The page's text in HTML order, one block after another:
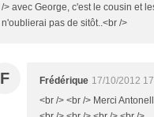
/> avec George, c'est le cousin et
n'oublierai pas de sitôt..<br />
F Frédérique 17/10/2012
<br /> <br /> Merci